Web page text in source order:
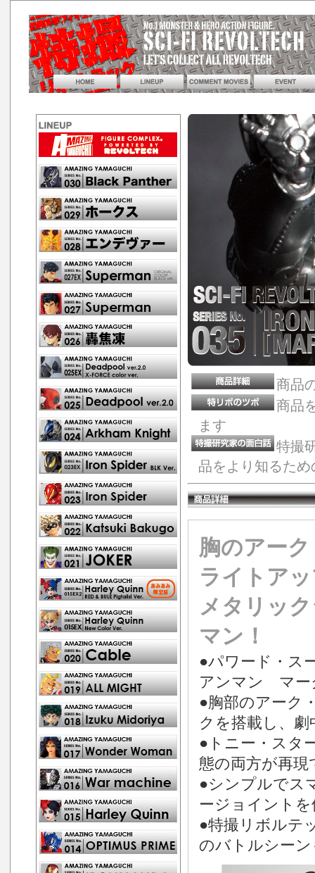
商品
商品
ます
特撮
品をより知るた
胸のアー
ライトア
メタリッ
マン！
●パワード・ス
アンマン マー
●胸部のアーク
クを搭載し、
●トニー・スタ
態の両方が再現
●シンプルでス
ージョイント
●特撮リボルテ
のバトルシー